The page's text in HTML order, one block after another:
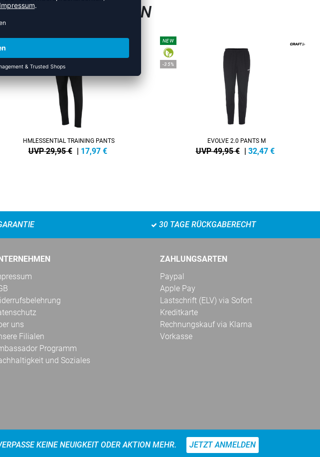
TRAININGSHOSEN
HMLESSENTIAL TRAINING PANTS
UVP 29,95 € | 17,97 €
NEW
-35%
EVOLVE 2.0 PANTS M
UVP 49,95 € | 32,47 €
30 TAGE RÜCKGABERECHT
uns
Filialen
Programm
und Soziales
ZAHLUNGSARTEN
Paypal
Apple Pay
Lastschrift (ELV) via Sofort
Kreditkarte
Rechnungskauf via Klarna
Vorkasse
KEINE NEUIGKEIT ODER AKTION MEHR. JETZT ANMELDEN